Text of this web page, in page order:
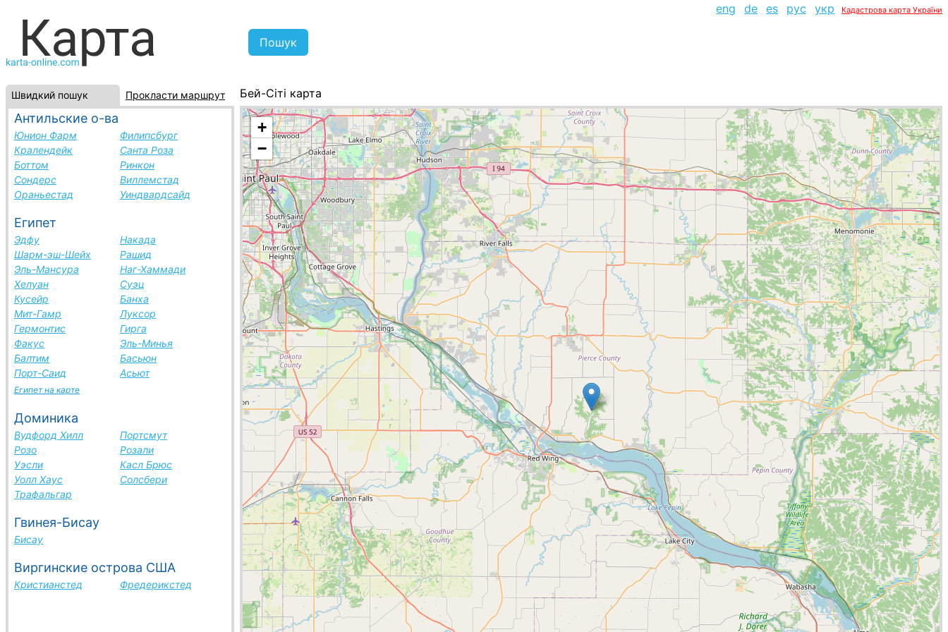
eng de es рус укр Кадастрова карта України
Швидкий пошук Прокласти маршрут
Антильские о-ва
Юнион Фарм
Филипсбург
Кралендейк
Санта Роза
Боттом
Ринкон
Сондерс
Виллемстад
Ораньестад
Уиндвардсайд
Египет
Эдфу
Накада
Шарм-эш-Шейх
Рашид
Эль-Мансура
Наг-Хаммади
Хелуан
Суэц
Кусейр
Банха
Мит-Гамр
Луксор
Гермонтис
Гирга
Факус
Эль-Минья
Балтим
Басьюн
Порт-Саид
Асьют
Египет на карте
Доминика
Вудфорд Хилл
Портсмут
Розо
Розали
Уэсли
Касл Брюс
Уолл Хаус
Солсбери
Трафальгар
Гвинея-Бисау
Бисау
Виргинские острова США
Кристианстед Фредерикстед
Бей-Сіті карта
США, список міст
+
−